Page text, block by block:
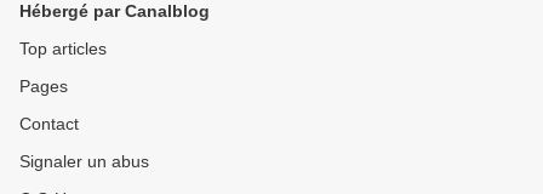
Hébergé par Canalblog
Top articles
Pages
Contact
Signaler un abus